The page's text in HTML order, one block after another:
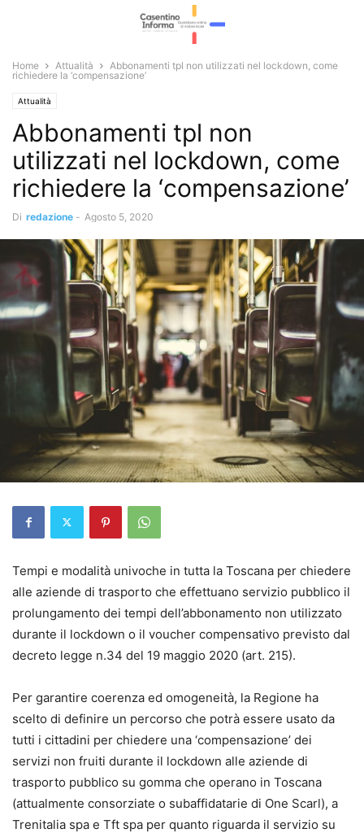
Home Attualità
Abbonamenti tpl non utilizzati nel lockdown, come
richiedere la ‘compensazione’
Attualità
Abbonamenti tpl non
utilizzati nel lockdown, come
richiedere la ‘compensazione’
Di redazione - Agosto 5, 2020
Tempi e modalità univoche in tutta la Toscana per chiedere
alle aziende di trasporto che effettuano servizio pubblico il
prolungamento dei tempi dell’abbonamento non utilizzato
durante il lockdown o il voucher compensativo previsto dal
decreto legge n.34 del 19 maggio 2020 (art. 215).
Per garantire coerenza ed omogeneità, la Regione ha
scelto di definire un percorso che potrà essere usato da
tutti i cittadini per chiedere una ‘compensazione’ dei
servizi non fruiti durante il lockdown alle aziende di
trasporto pubblico su gomma che operano in Toscana
(attualmente consorziate o subaffidatarie di One Scarl), a
Trenitalia spa e Tft spa per quanto riguarda il servizio su